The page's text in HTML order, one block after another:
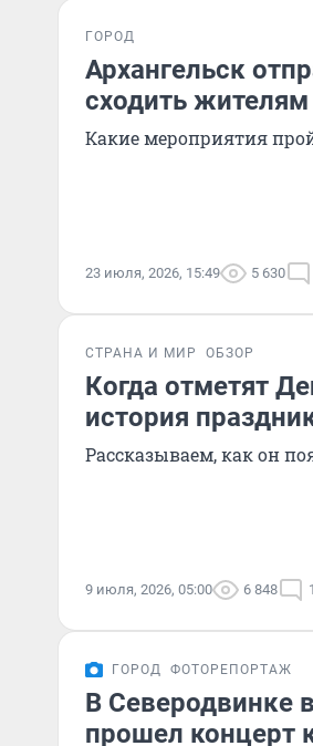
ГОРОД
Архангельск
сходить жителям
Какие мероприятия
23 июля, 2026, 15:49 5 630
СТРАНА И МИР ОБЗОР
Когда отметят
история
Рассказываем, как он
9 июля, 2026, 05:00 6 848
ГОРОД ФОТОРЕПОРТАЖ
В Северодвинке
прошел